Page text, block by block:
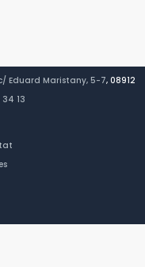
Eduard Maristany, 5-7, 08912
13